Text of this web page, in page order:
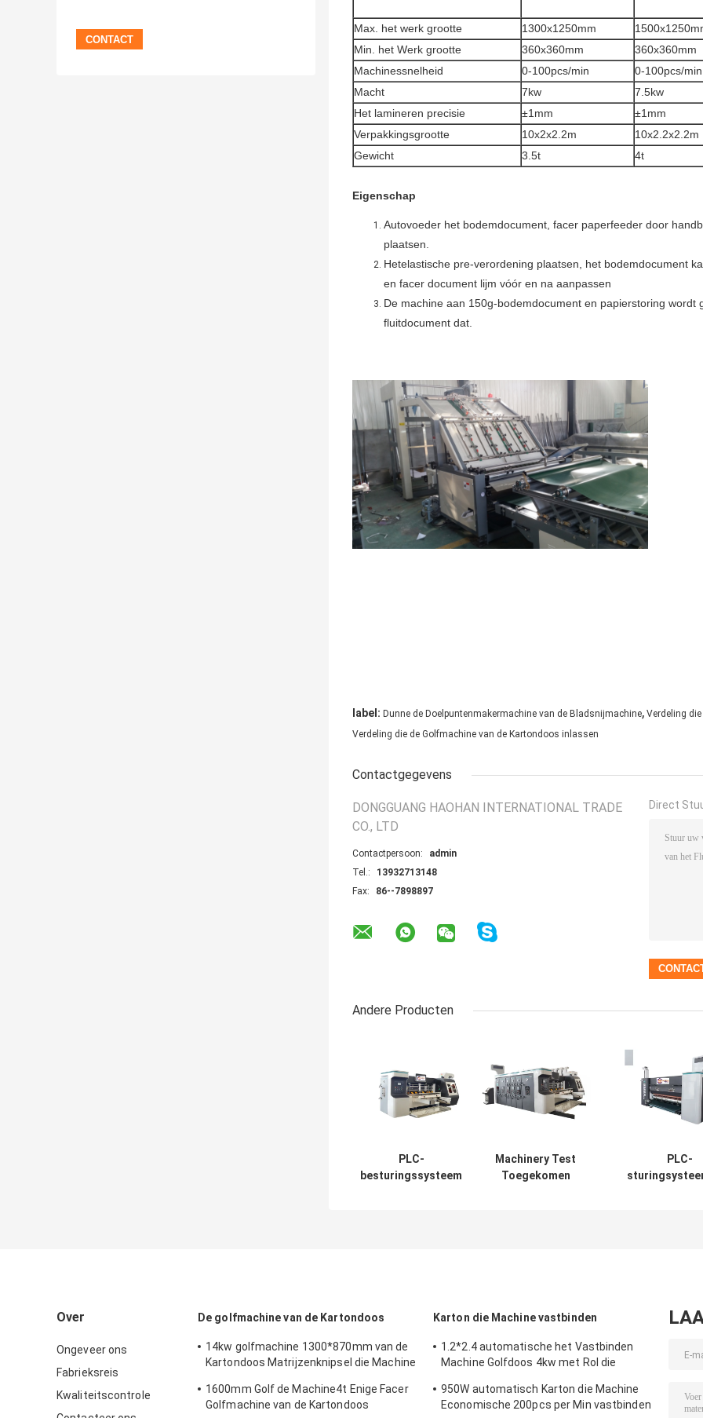
Max. het werk grootte 1300x1250mm
Min. het Werk grootte
360x360mm 360x360mm
Machinessnelheid
0-100pcs/min 0-100pcs/min
Macht
7kw 7.5kw
Het lamineren precisie
±1mm ±1mm
Verpakkingsgrootte
10x2x2.2m 10x2.2x2.2m
Gewicht
3.5t 4t
Eigenschap
Autovoeder het bodemdocument, facer paperfeeder door
plaatsen.
Hetelastische pre-verordening plaatsen, het bodemdocument
en facer document lijm vóór en na aanpassen
De machine aan 150g-bodemdocument en papierstoring wordt
fluitdocument dat.
label: Dunne de Doelpuntenmakermachine van de Bladsnijmachine, Verdeling
Verdeling die de Golfmachine van de Kartondoos inlassen
Contactgegevens
DONGGUANG HAOHAN INTERNATIONAL TRADE
CO., LTD
Contactpersoon:
admin
Tel.:
13932713148
Fax:
86--7898897
Direct
Andere Producten
PLC-
besturingssysteem
Machinery Test
Toegekomen
PLC-
Over
Ongeveer ons
Fabrieksreis
Kwaliteitscontrole
De golfmachine van de Kartondoos
14kw golfmachine 1300*870mm van de
Kartondoos Matrijzenknipsel die Machine
1600mm Golf de Machine4t Enige Facer
Golfmachine van de Kartondoos
Karton die Machine vastbinden
1.2*2.4 automatische het Vastbinden
Machine Golfdoos 4kw met Rol die
950W automatisch Karton die Machine
Economische 200pcs per Min vastbinden